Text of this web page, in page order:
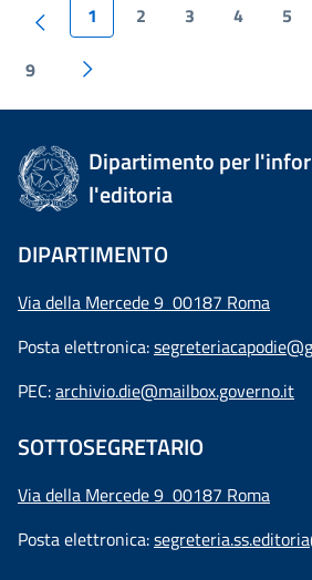
1 2 3 4 5
9
Dipartimento per
l'editoria
DIPARTIMENTO
Via della Mercede 9 00187 Roma
Posta elettronica:
PEC:archivio.die@mailbox.governo.it
SOTTOSEGRETARIO
Via della Mercede 9 00187 Roma
Posta elettronica: